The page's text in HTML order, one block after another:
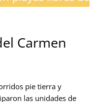
Carmen
pie tierra y
las unidades de